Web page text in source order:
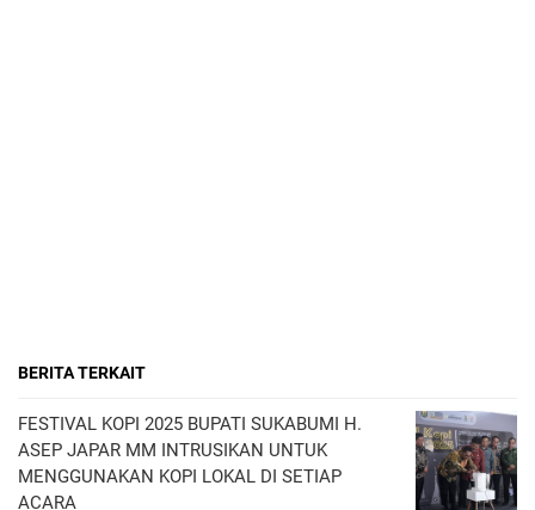
BERITA TERKAIT
FESTIVAL KOPI 2025 BUPATI SUKABUMI H.
ASEP JAPAR MM INTRUSIKAN UNTUK
MENGGUNAKAN KOPI LOKAL DI SETIAP
ACARA